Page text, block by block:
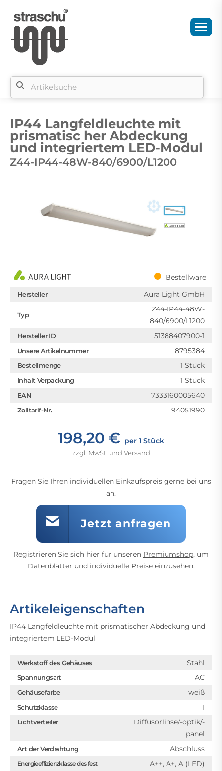
IP44 Langfeldleuchte mit
prismatisc her Abdeckung
und integriertem LED-Modul
Z44-IP44-48W-840/6900/L1200
Bestellware
Hersteller Aura Light GmbH
Typ
Z44-IP44-48W-
840/6900/L1200
Hersteller ID 51388407900-1
Unsere Artikelnummer 8795384
Bestellmenge 1 Stück
Inhalt Verpackung 1 Stück
EAN 7333160005640
Zolltarif-Nr. 94051990
198,20 € per 1 Stück
zzgl. MwSt. und Versand
Fragen Sie Ihren individuellen Einkaufspreis gerne bei uns
an.
Jetzt anfragen
Registrieren Sie sich hier für unseren Premiumshop, um
Datenblätter und individuelle Preise einzusehen.
Artikeleigenschaften
IP44 Langfeldleuchte mit prismatischer Abdeckung und
integriertem LED-Modul
Werkstoff des Gehäuses Stahl
Spannungsart AC
Gehäusefarbe weiß
Schutzklasse I
Lichtverteiler
Diffusorlinse/-optik/-
panel
Art der Verdrahtung Abschluss
Energieeffizienzklasse des fest
A++, A+, A (LED)